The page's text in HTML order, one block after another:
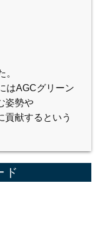
。
はAGCグリーン
姿勢や
貢献するという
ド